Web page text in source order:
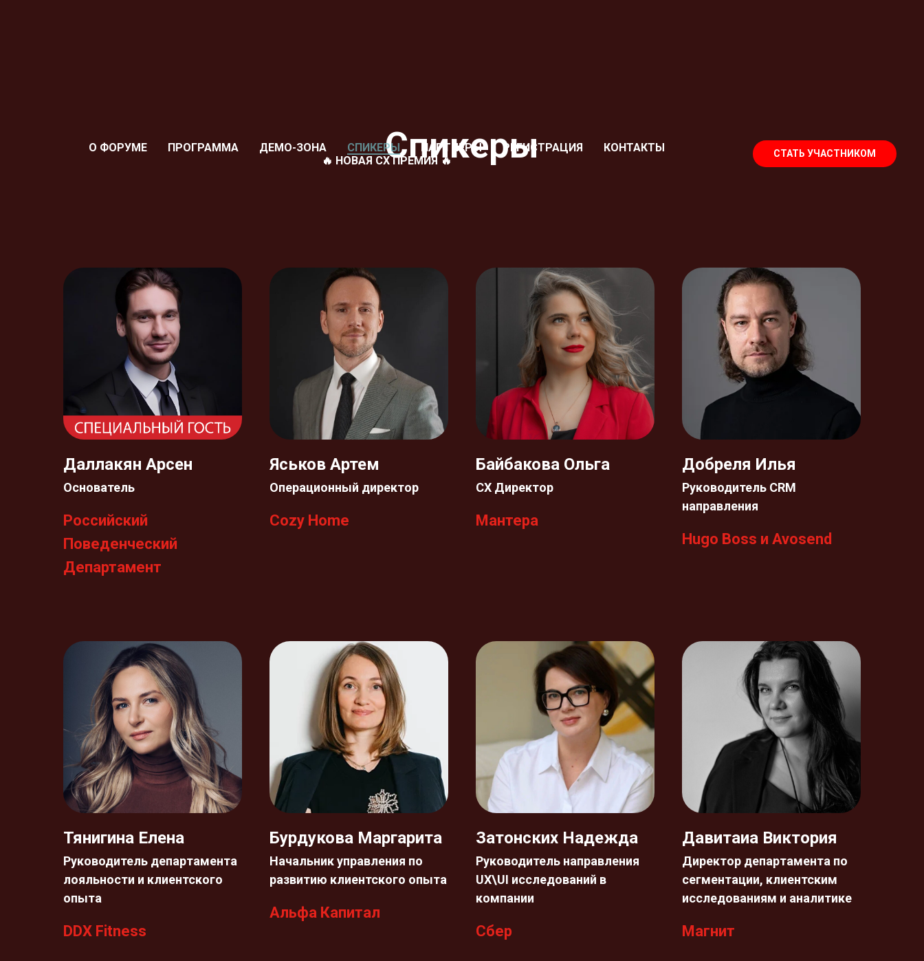
О ФОРУМЕ ПРОГРАММА ДЕМО-ЗОНА СПИКЕРЫ ПАРТНЕРЫ РЕГИСТРАЦИЯ
КОНТАКТЫ
🔥 НОВАЯ СХ ПРЕМИЯ 🔥
СТАТЬ УЧАСТНИКОМ
Спикеры
Даллакян Арсен
Основатель
Российский
Поведенческий
Департамент
Яськов Артем
Операционный директор
Cozy Home
Байбакова Ольга
СХ Директор
Мантера
Добреля Илья
Руководитель CRM
направления
Hugo Boss и Avosend
Тянигина Елена
Руководитель департамента
лояльности и клиентского
опыта
DDX Fitness
Бурдукова Маргарита
Начальник управления по
развитию клиентского опыта
Альфа Капитал
Затонских Надежда
Руководитель направления
UX\UI исследований в
компании
Сбер
Давитаиа Виктория
Директор департамента по
сегментации, клиентским
исследованиям и аналитике
Магнит